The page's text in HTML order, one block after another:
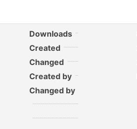
Downloads
Created
Changed
Created by
Changed by